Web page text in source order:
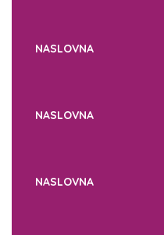
NASLOVNA
NASLOVNA
NASLOVNA